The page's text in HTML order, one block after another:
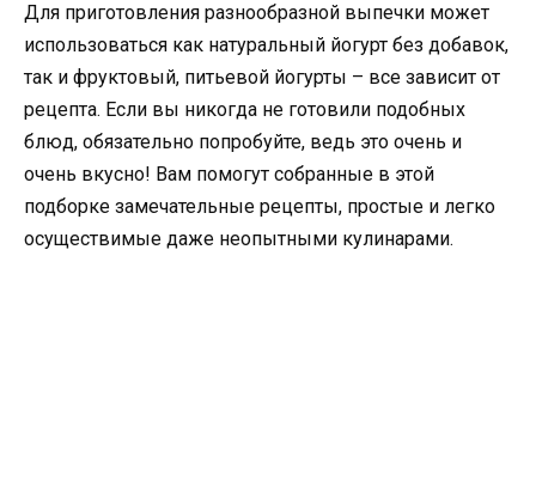
Для приготовления разнообразной выпечки может
использоваться как натуральный йогурт без добавок,
так и фруктовый, питьевой йогурты – все зависит от
рецепта. Если вы никогда не готовили подобных
блюд, обязательно попробуйте, ведь это очень и
очень вкусно! Вам помогут собранные в этой
подборке замечательные рецепты, простые и легко
осуществимые даже неопытными кулинарами.